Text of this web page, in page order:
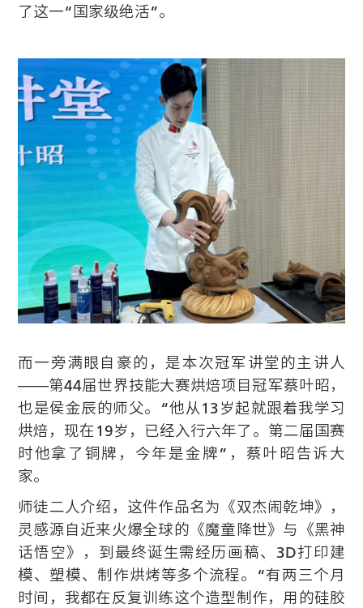
了这一“国家级绝活”。
而一旁满眼自豪的，是本次冠军讲堂的主讲人
——第44届世界技能大赛烘焙项目冠军蔡叶昭，
也是侯金辰的师父。“他从13岁起就跟着我学习
烘焙，现在19岁，已经入行六年了。第二届国赛
时他拿了铜牌，今年是金牌”，蔡叶昭告诉大
家。
师徒二人介绍，这件作品名为《双杰闹乾坤》，
灵感源自近来火爆全球的《魔童降世》与《黑神
话悟空》，到最终诞生需经历画稿、3D打印建
模、塑模、制作烘烤等多个流程。“有两三个月
时间，我都在反复训练这个造型制作，用的硅胶